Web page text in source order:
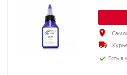
Есть в